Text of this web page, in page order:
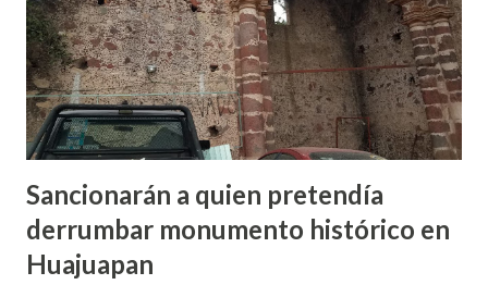
Guadalupe Barbosa Barragán, especificó que decidieron
manifestarse en el paso de esta carrera con la finalidad de
llamar la atención y que el presidente de la República,
Andrés Manuel López Obrador, los atendía, ya que ...
Sancionarán a quien pretendía
derrumbar monumento histórico en
Huajuapan